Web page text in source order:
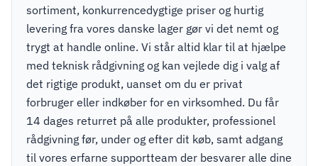
sortiment, konkurrencedygtige priser og hurtig
levering fra vores danske lager gør vi det nemt og
trygt at handle online. Vi står altid klar til at hjælpe
med teknisk rådgivning og kan vejlede dig i valg af
det rigtige produkt, uanset om du er privat
forbruger eller indkøber for en virksomhed. Du får
14 dages returret på alle produkter, professionel
rådgivning før, under og efter dit køb, samt adgang
til vores erfarne supportteam der besvarer alle dine